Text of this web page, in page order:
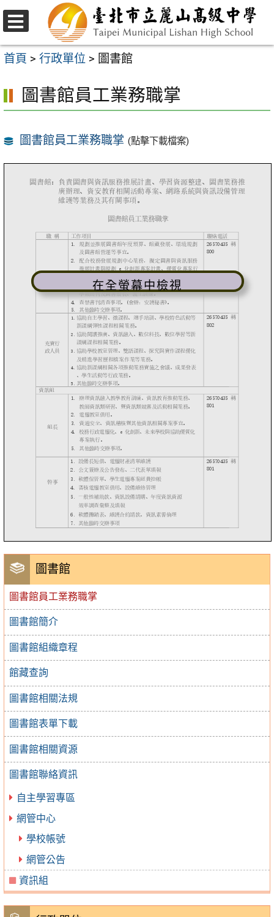
跳
至
主
內
容
區
選
單
首頁 > 行政單位 > 圖書館
圖書館
圖書館員工業務職掌
圖書館簡介
圖書館組織章程
館藏查詢
圖書館相關法規
圖書館表單下載
圖書館相關資源
圖書館聯絡資訊
自主學習專區
網管中心
學校帳號
網管公告
資訊組
圖書館員工業務職掌
圖書館員工業務職掌 (點擊下載檔案)
在全螢幕中檢視